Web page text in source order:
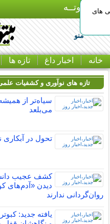
بـیتوتــه
منو
خانه اخبار داغ تازه ها
های
تازه های نوآوری و کشفیات
می‌بلعد
تحول در آبکاری
کشف عجیب
دیدن «آدم‌های
روان‌گردانی ندارند
یافته جدید:‌